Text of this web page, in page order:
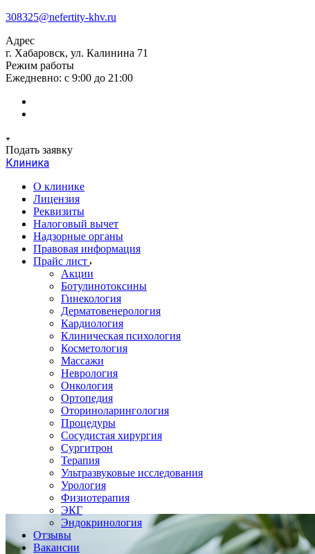
308325@nefertity-khv.ru
Адрес
г. Хабаровск, ул. Калинина 71
Режим работы
Ежедневно: с 9:00 до 21:00
Подать заявку
Клиника
О клинике
Лицензия
Реквизиты
Налоговый вычет
Надзорные органы
Правовая информация
Прайс лист
Акции
Ботулинотоксины
Гинекология
Дерматовенерология
Кардиология
Клиническая психология
Косметология
Массажи
Неврология
Онкология
Ортопедия
Оториноларингология
Процедуры
Сосудистая хирургия
Сургитрон
Терапия
Ультразвуковые исследования
Урология
Физиотерапия
ЭКГ
Эндокринология
Отзывы
Вакансии